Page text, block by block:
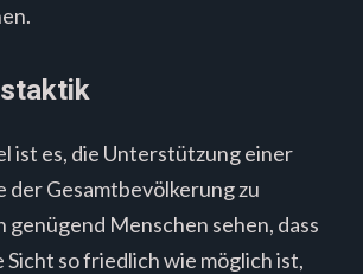
ist es, die Unterstützung einer
der Gesamtbevölkerung zu
genügend Menschen sehen, dass
Sicht so friedlich wie möglich ist,